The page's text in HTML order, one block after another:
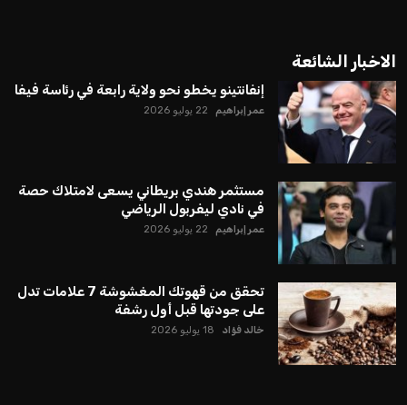
الاخبار الشائعة
إنفانتينو يخطو نحو ولاية رابعة في رئاسة فيفا
عمر إبراهيم 22 يوليو 2026
مستثمر هندي بريطاني يسعى لامتلاك حصة
في نادي ليفربول الرياضي
عمر إبراهيم 22 يوليو 2026
تحقق من قهوتك المغشوشة 7 علامات تدل
على جودتها قبل أول رشفة
خالد فؤاد 18 يوليو 2026